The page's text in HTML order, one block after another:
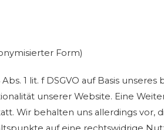
Form)
1 lit. f DSGVO auf Basis
unserer Website. Eine
Wir behalten uns allerdings vor,